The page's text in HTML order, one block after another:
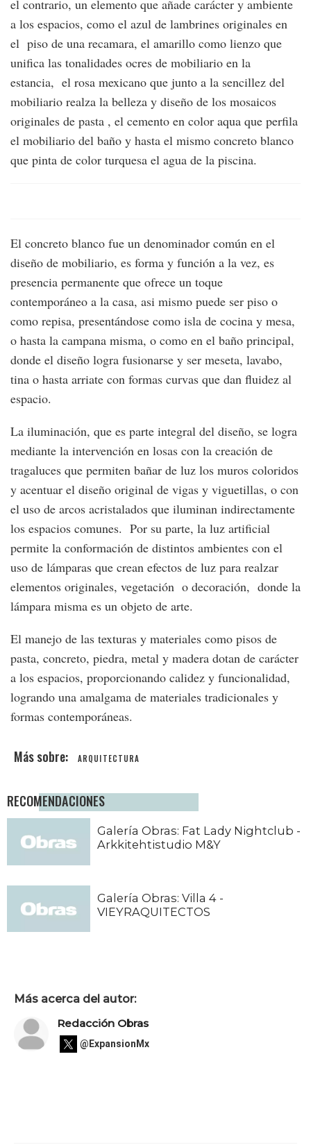
el contrario, un elemento que añade carácter y ambiente
a los espacios, como el azul de lambrines originales en
el piso de una recamara, el amarillo como lienzo que
unifica las tonalidades ocres de mobiliario en la
estancia, el rosa mexicano que junto a la sencillez del
mobiliario realza la belleza y diseño de los mosaicos
originales de pasta , el cemento en color aqua que perfila
el mobiliario del baño y hasta el mismo concreto blanco
que pinta de color turquesa el agua de la piscina.
El concreto blanco fue un denominador común en el
diseño de mobiliario, es forma y función a la vez, es
presencia permanente que ofrece un toque
contemporáneo a la casa, asi mismo puede ser piso o
como repisa, presentándose como isla de cocina y mesa,
o hasta la campana misma, o como en el baño principal,
donde el diseño logra fusionarse y ser meseta, lavabo,
tina o hasta arriate con formas curvas que dan fluidez al
espacio.
La iluminación, que es parte integral del diseño, se logra
mediante la intervención en losas con la creación de
tragaluces que permiten bañar de luz los muros coloridos
y acentuar el diseño original de vigas y viguetillas, o con
el uso de arcos acristalados que iluminan indirectamente
los espacios comunes. Por su parte, la luz artificial
permite la conformación de distintos ambientes con el
uso de lámparas que crean efectos de luz para realzar
elementos originales, vegetación o decoración, donde la
lámpara misma es un objeto de arte.
El manejo de las texturas y materiales como pisos de
pasta, concreto, piedra, metal y madera dotan de carácter
a los espacios, proporcionando calidez y funcionalidad,
logrando una amalgama de materiales tradicionales y
formas contemporáneas.
ARQUITECTURA
RECOMENDACIONES
Galería Obras: Fat Lady Nightclub -
Arkkitehtistudio M&Y
Galería Obras: Villa 4 -
VIEYRAQUITECTOS
Más acerca del autor:
Redacción Obras
@ExpansionMx